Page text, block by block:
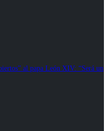
al papa León XIV: “Será un